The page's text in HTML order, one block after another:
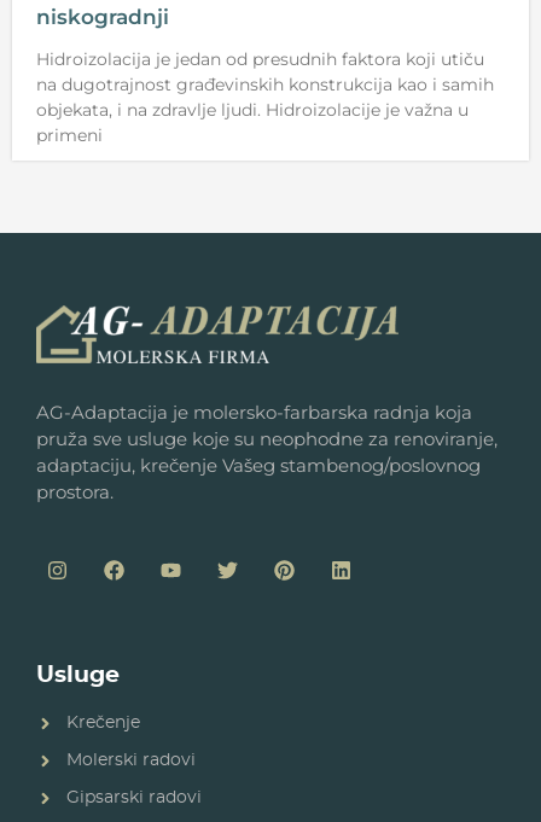
niskogradnji
Hidroizolacija je jedan od presudnih faktora koji utiču
na dugotrajnost građevinskih konstrukcija kao i samih
objekata, i na zdravlje ljudi. Hidroizolacije je važna u
primeni
AG-Adaptacija je molersko-farbarska radnja koja
pruža sve usluge koje su neophodne za renoviranje,
adaptaciju, krečenje Vašeg stambenog/poslovnog
prostora.
Usluge
Krečenje
Molerski radovi
Gipsarski radovi